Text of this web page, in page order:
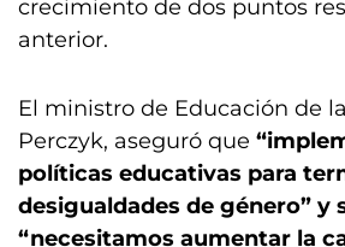
crecimiento de dos puntos
anterior.
El ministro de Educación de
Perczyk, aseguró que
políticas educativas para
desigualdades de género” y
“necesitamos aumentar la